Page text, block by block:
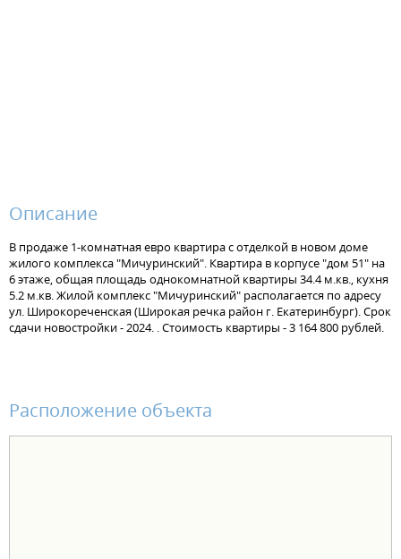
Описание
В продаже 1-комнатная евро квартира с отделкой в новом доме
жилого комплекса "Мичуринский". Квартира в корпусе "дом 51" на
6 этаже, общая площадь однокомнатной квартиры 34.4 м.кв., кухня
5.2 м.кв. Жилой комплекс "Мичуринский" располагается по адресу
ул. Широкореченская (Широкая речка район г. Екатеринбург). Срок
сдачи новостройки - 2024. . Стоимость квартиры - 3 164 800 рублей.
Расположение объекта